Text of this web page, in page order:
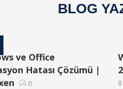
BLOG
ve Office
Hatası Çözümü |
0